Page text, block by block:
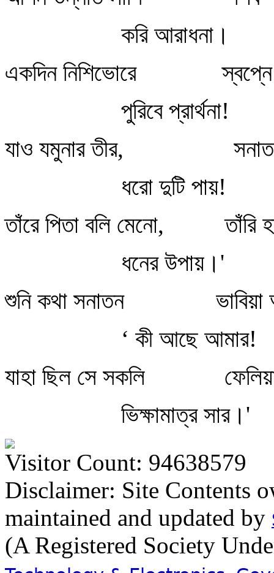
করি আরাধনা।
একদিন নিশিভোরে
পুরিবে প্রার্থনা!
যাও যমুনার তীর,
ধরো দুটি পায়!
তাঁরে পিতা বলি মেনো,
তাঁরি
ধনের উপায়।'
শুনি কথা সনাতন
‘ কী আছে আমার!
যাহা ছিল সে সকলি
ভিক্ষামাত্র সার।'
Visitor Count: 94638579
Disclaimer: Site Contents
maintained and updated by
(A Registered Society